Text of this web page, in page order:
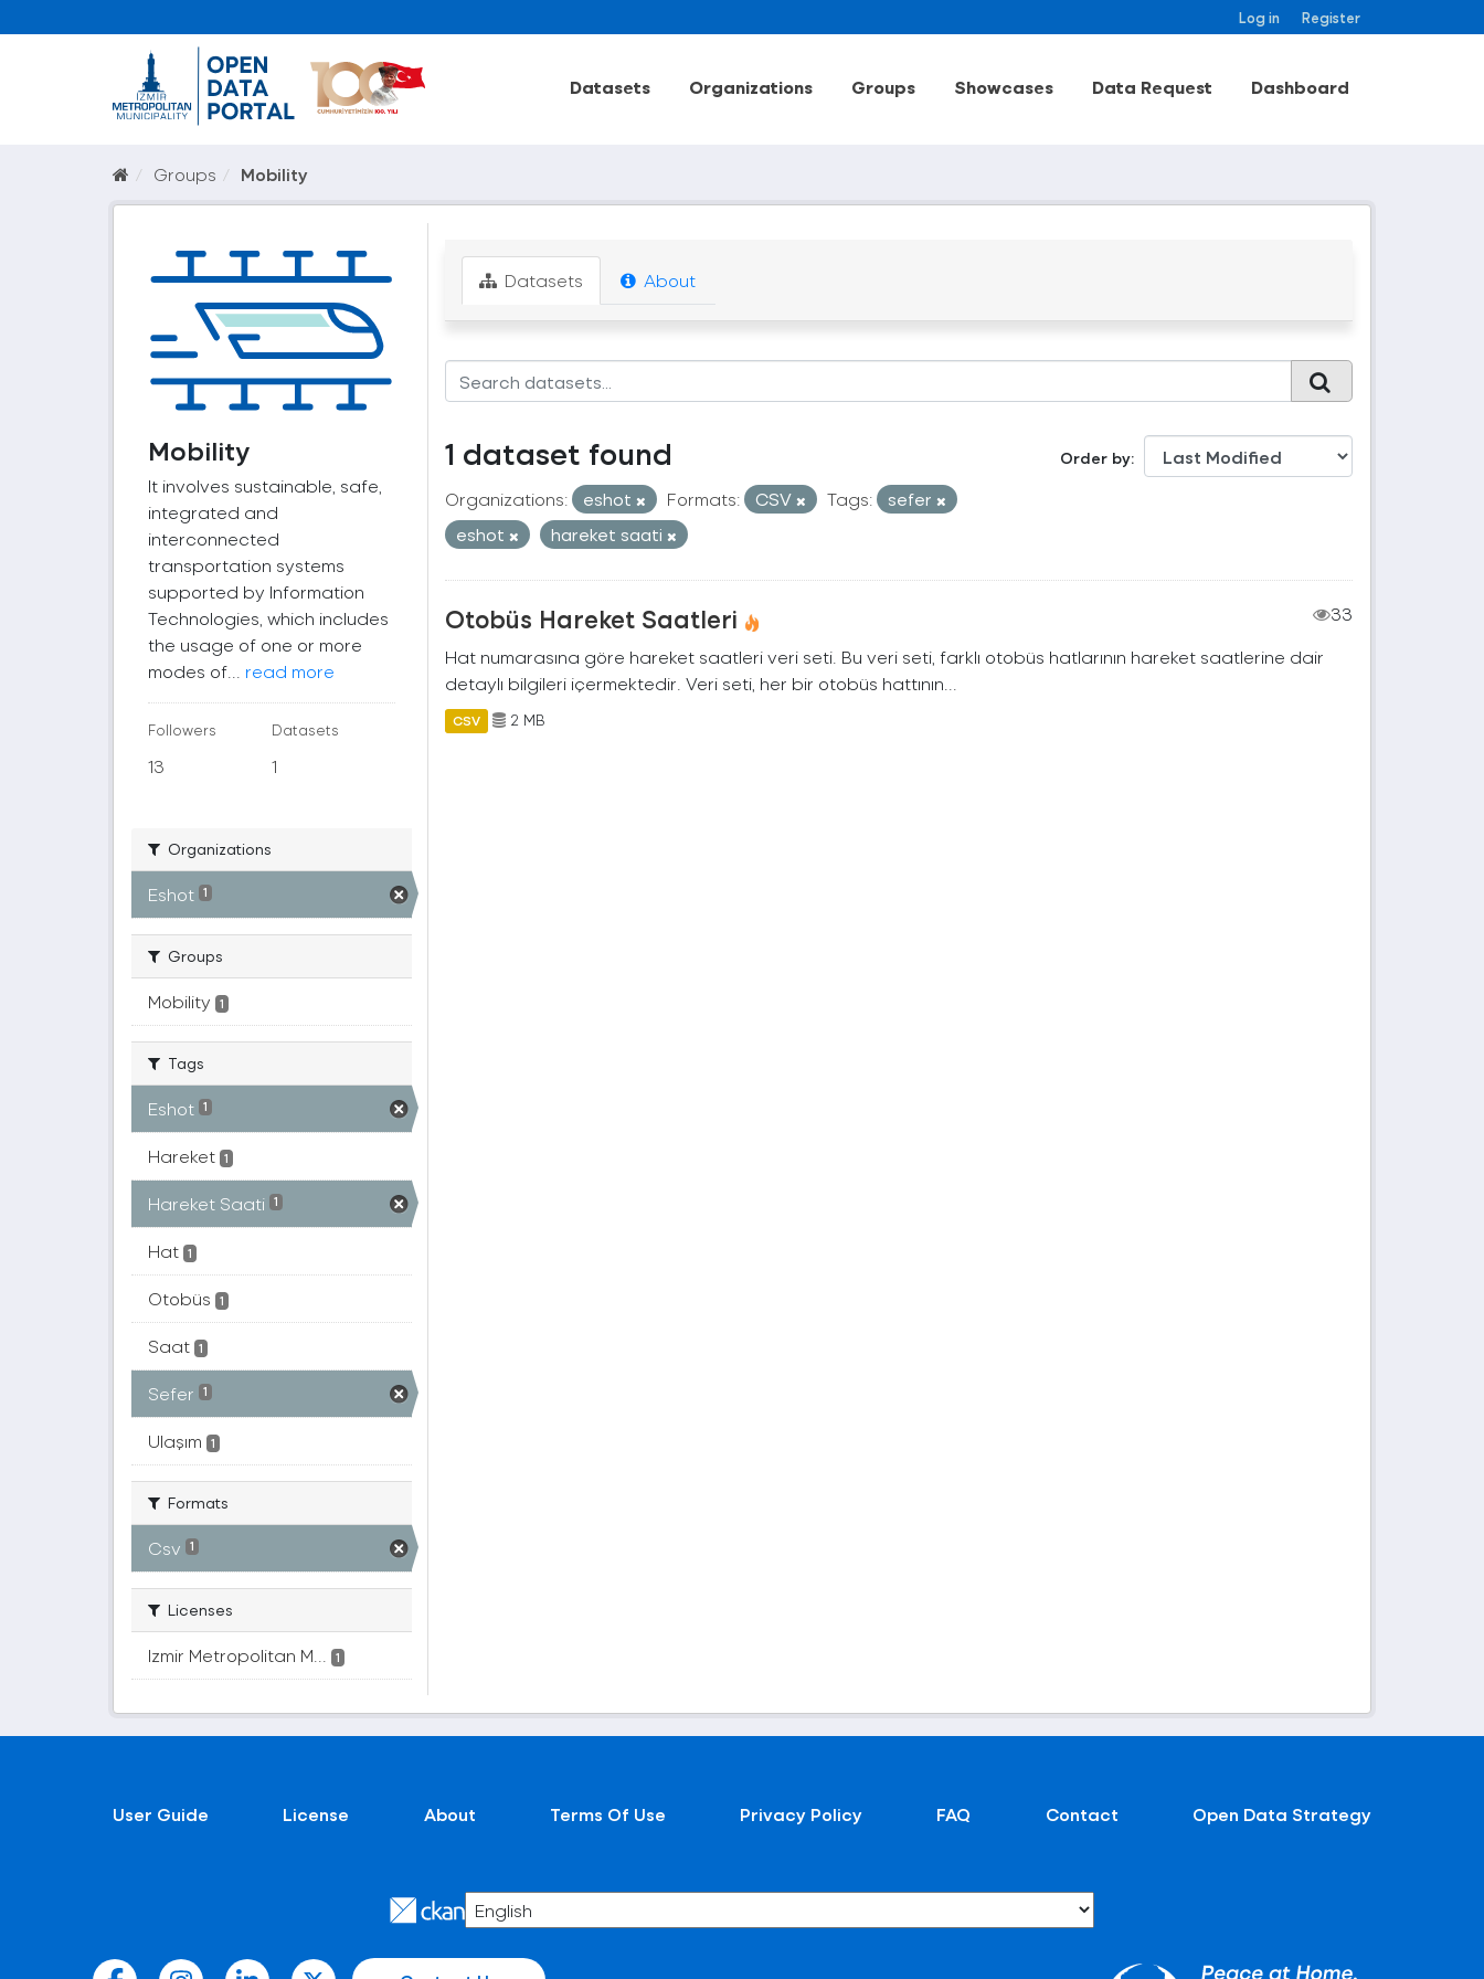
Log in Register
Datasets Organizations Groups Showcases Data Request Dashboard
Groups Mobility
Mobility
It involves sustainable, safe,
integrated and
interconnected
transportation systems
supported by Information
Technologies, which includes
the usage of one or more
modes of... read more
Followers
13
Datasets
1
Organizations
Eshot 1
Groups
Mobility 1
Tags
Eshot 1
Hareket 1
Hareket Saati 1
Hat 1
Otobüs 1
Saat 1
Sefer 1
Ulaşım 1
Formats
Csv 1
Licenses
Izmir Metropolitan M... 1
Datasets About
Order by
1 dataset found
Organizations: eshot Formats: CSV Tags:
sefer
eshot
hareket saati
Otobüs Hareket Saatleri
33
Hat numarasına göre hareket saatleri veri seti. Bu veri seti, farklı otobüs hatlarının hareket saatlerine dair
detaylı bilgileri içermektedir. Veri seti, her bir otobüs hattının...
CSV 2 MB
User Guide License About Terms Of Use Privacy Policy FAQ Contact Open Data Strategy